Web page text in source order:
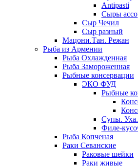
Antipasti
Сыры
Сыр Чечил
Сыр разный
Мацони.Тан. Режан
Рыба из Армении
Рыба Охлажденная
Рыба Замороженная
Рыбные консервации
ЭКО ФУД
Рыбные
Супы.
Филе-
Рыба Копченая
Раки Севанские
Раковые шейки
Раки живые